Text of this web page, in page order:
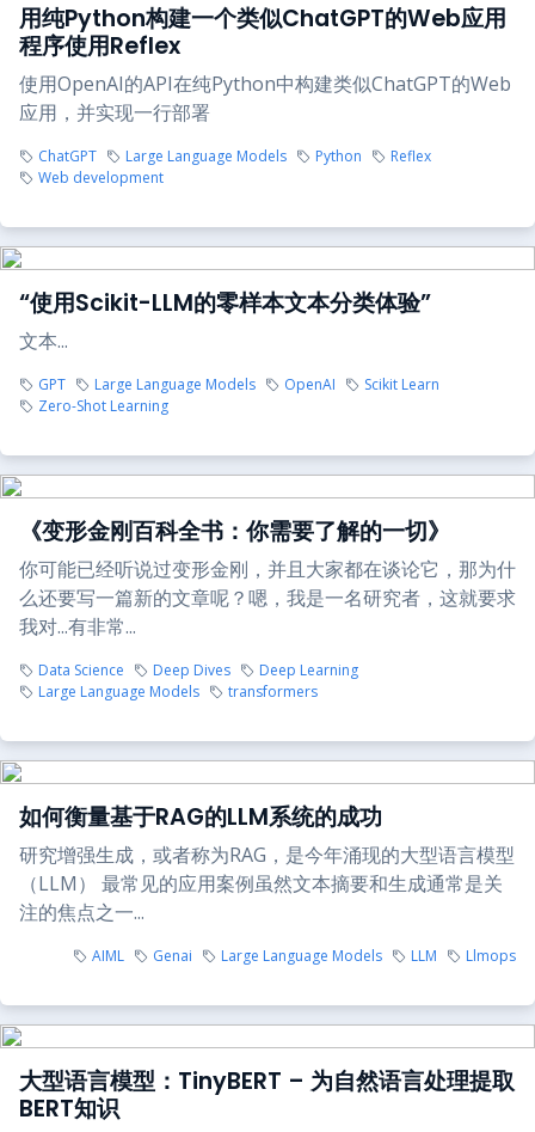
用纯Python构建一个类似ChatGPT的Web应用
程序使用Reflex
使用OpenAI的API在纯Python中构建类似ChatGPT的Web
应用，并实现一行部署
ChatGPT Large Language Models Python
Reflex
Web development
“使用Scikit-LLM的零样本文本分类体验”
文本...
GPT Large Language Models OpenAI
Scikit Learn
Zero-Shot Learning
《变形金刚百科全书：你需要了解的一切》
你可能已经听说过变形金刚，并且大家都在谈论它，那为什
么还要写一篇新的文章呢？嗯，我是一名研究者，这就要求
我对...有非常...
Data Science Deep Dives
Deep Learning
Large Language Models
transformers
如何衡量基于RAG的LLM系统的成功
研究增强生成，或者称为RAG，是今年涌现的大型语言模型
（LLM） 最常见的应用案例虽然文本摘要和生成通常是关
注的焦点之一...
AIML Genai Large Language Models LLM Llmops
大型语言模型：TinyBERT – 为自然语言处理提取
BERT知识